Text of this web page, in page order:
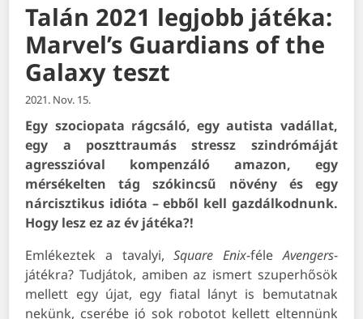
Talán 2021 legjobb játéka:
Marvel’s Guardians of the
Galaxy teszt
2021. Nov. 15.
Egy szociopata rágcsáló, egy autista vadállat,
egy a poszttraumás stressz szindrómáját
agresszióval kompenzáló amazon, egy
mérsékelten tág szókincsű növény és egy
nárcisztikus idióta – ebből kell gazdálkodnunk.
Hogy lesz ez az év játéka?!
Emlékeztek a tavalyi,Square Enix-féleAvengers-
játékra? Tudjátok, amiben az ismert szuperhősök
mellett egy újat, egy fiatal lányt is bemutatnak
nekünk, cserébe jó sok robotot kellett eltennünk